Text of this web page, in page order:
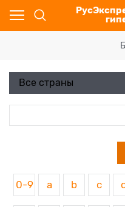
0-9 a b c d